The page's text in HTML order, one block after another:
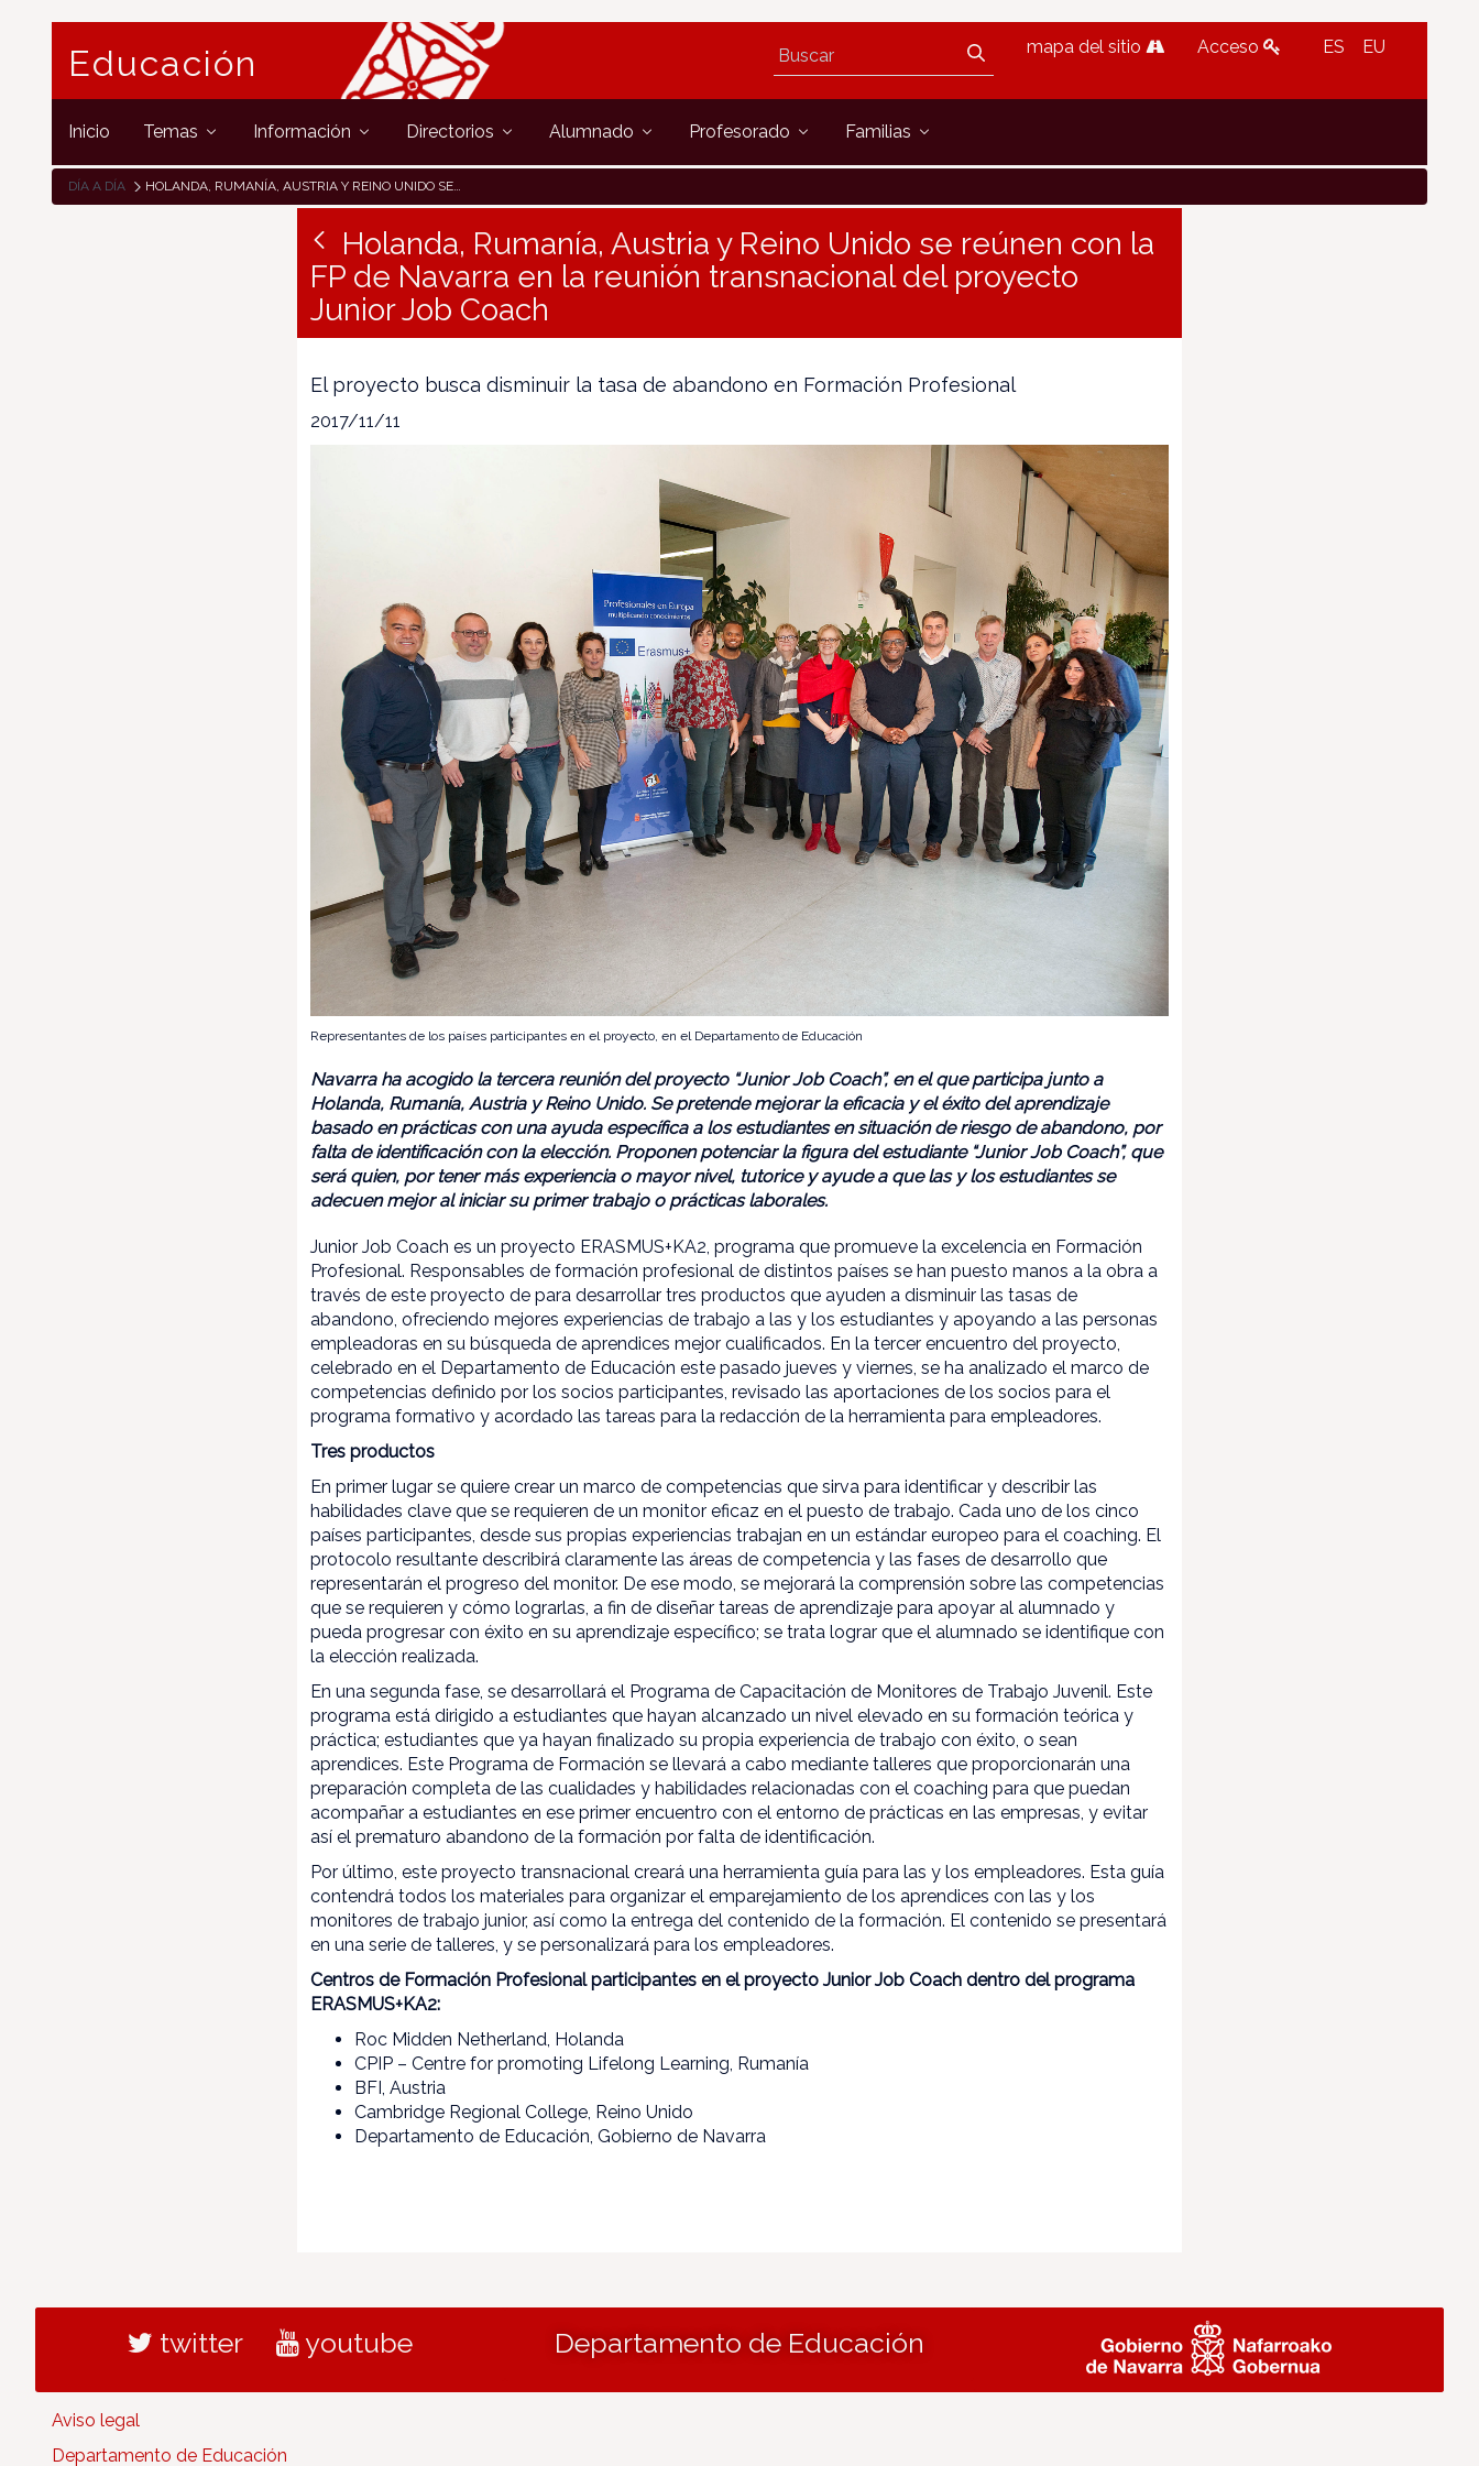
Educación mapa del sitio Acceso ES EU
Inicio Temas Información Directorios Alumnado Profesorado Familias
DÍA A DÍA HOLANDA, RUMANÍA, AUSTRIA Y REINO UNIDO SE REÚNEN CON LA FP DE NAVARRA EN LA REUNIÓN TRANSNACIONAL DEL PROYECTO JUNIOR JOB COACH
Holanda, Rumanía, Austria y Reino Unido se reúnen con la
FP de Navarra en la reunión transnacional del proyecto
Junior Job Coach
El proyecto busca disminuir la tasa de abandono en Formación Profesional
2017/11/11
Representantes de los países participantes en el proyecto, en el Departamento de Educación
Navarra ha acogido la tercera reunión del proyecto “Junior Job Coach”, en el que participa junto a
Holanda, Rumanía, Austria y Reino Unido. Se pretende mejorar la eficacia y el éxito del aprendizaje
basado en prácticas con una ayuda específica a los estudiantes en situación de riesgo de abandono, por
falta de identificación con la elección. Proponen potenciar la figura del estudiante “Junior Job Coach”, que
será quien, por tener más experiencia o mayor nivel, tutorice y ayude a que las y los estudiantes se
adecuen mejor al iniciar su primer trabajo o prácticas laborales.
Junior Job Coach es un proyecto ERASMUS+KA2, programa que promueve la excelencia en Formación
Profesional. Responsables de formación profesional de distintos países se han puesto manos a la obra a
través de este proyecto de para desarrollar tres productos que ayuden a disminuir las tasas de
abandono, ofreciendo mejores experiencias de trabajo a las y los estudiantes y apoyando a las personas
empleadoras en su búsqueda de aprendices mejor cualificados. En la tercer encuentro del proyecto,
celebrado en el Departamento de Educación este pasado jueves y viernes, se ha analizado el marco de
competencias definido por los socios participantes, revisado las aportaciones de los socios para el
programa formativo y acordado las tareas para la redacción de la herramienta para empleadores.
Tres productos
En primer lugar se quiere crear un marco de competencias que sirva para identificar y describir las
habilidades clave que se requieren de un monitor eficaz en el puesto de trabajo. Cada uno de los cinco
países participantes, desde sus propias experiencias trabajan en un estándar europeo para el coaching. El
protocolo resultante describirá claramente las áreas de competencia y las fases de desarrollo que
representarán el progreso del monitor. De ese modo, se mejorará la comprensión sobre las competencias
que se requieren y cómo lograrlas, a fin de diseñar tareas de aprendizaje para apoyar al alumnado y
pueda progresar con éxito en su aprendizaje específico; se trata lograr que el alumnado se identifique con
la elección realizada.
En una segunda fase, se desarrollará el Programa de Capacitación de Monitores de Trabajo Juvenil. Este
programa está dirigido a estudiantes que hayan alcanzado un nivel elevado en su formación teórica y
práctica; estudiantes que ya hayan finalizado su propia experiencia de trabajo con éxito, o sean
aprendices. Este Programa de Formación se llevará a cabo mediante talleres que proporcionarán una
preparación completa de las cualidades y habilidades relacionadas con el coaching para que puedan
acompañar a estudiantes en ese primer encuentro con el entorno de prácticas en las empresas, y evitar
así el prematuro abandono de la formación por falta de identificación.
Por último, este proyecto transnacional creará una herramienta guía para las y los empleadores. Esta guía
contendrá todos los materiales para organizar el emparejamiento de los aprendices con las y los
monitores de trabajo junior, así como la entrega del contenido de la formación. El contenido se presentará
en una serie de talleres, y se personalizará para los empleadores.
Centros de Formación Profesional participantes en el proyecto Junior Job Coach dentro del programa
ERASMUS+KA2:
Roc Midden Netherland, Holanda
CPIP – Centre for promoting Lifelong Learning, Rumanía
BFI, Austria
Cambridge Regional College, Reino Unido
Departamento de Educación, Gobierno de Navarra
twitter youtube Departamento de Educación
Aviso legal
Departamento de Educación